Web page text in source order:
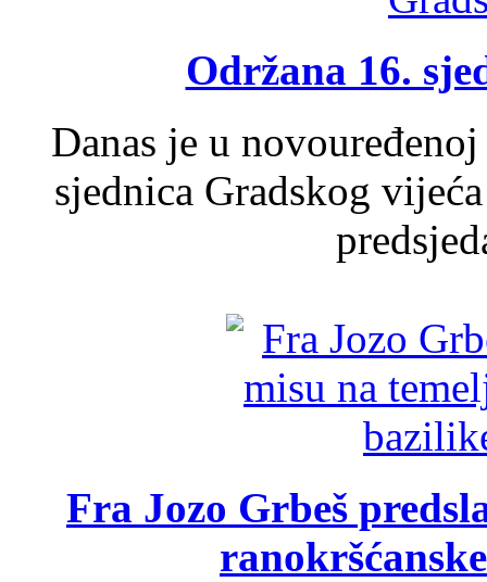
Održana 16.
Danas je u
sjednica Gradskog
Fra Jozo Grbeš